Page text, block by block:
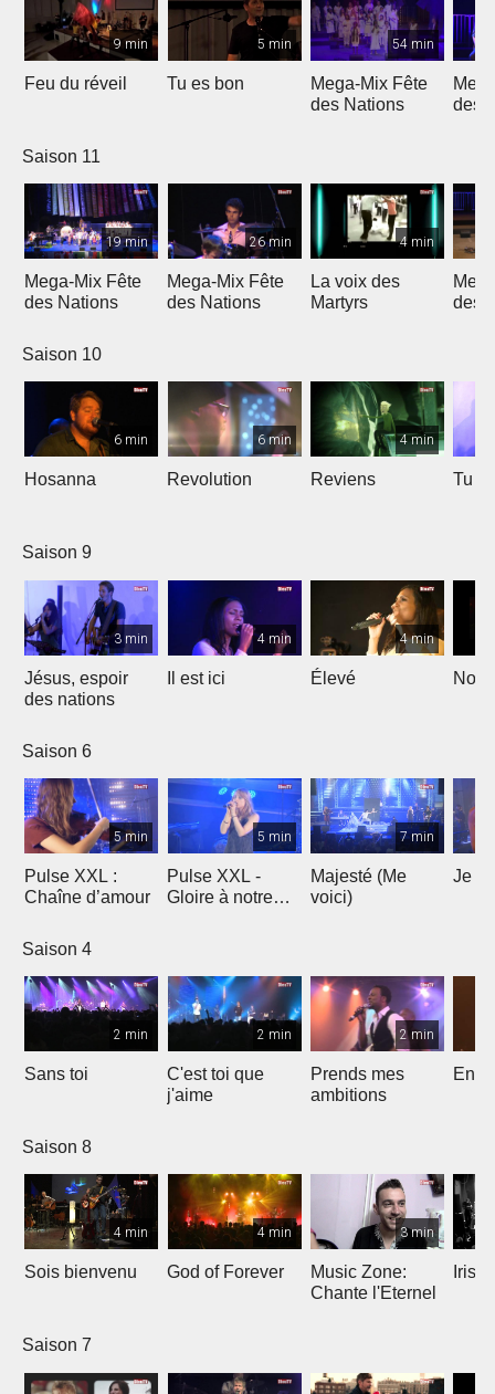
9 min
Feu du réveil
5 min
Tu es bon
54 min
Mega-Mix Fête
des Nations
des
Saison 11
19 min
Mega-Mix Fête
des Nations
26 min
Mega-Mix Fête
des Nations
4 min
La voix des
Martyrs
des
Saison 10
6 min
Hosanna
6 min
Revolution
4 min
Reviens Tu
Saison 9
3 min
Jésus, espoir
des nations
4 min
Il est ici
4 min
Élevé
Saison 6
5 min
Pulse XXL :
Chaîne d’amour
5 min
Pulse XXL -
Gloire à notre
7 min
Majesté (Me
voici)
Je te
Saison 4
2 min
Sans toi
2 min
C'est toi que
j'aime
2 min
Prends mes
ambitions
Saison 8
4 min
Sois bienvenu
4 min
God of Forever
3 min
Music Zone:
Chante l'Eternel
Irish
Saison 7